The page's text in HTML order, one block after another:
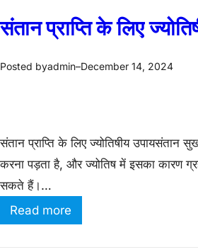
संतान प्राप्ति के लिए
Posted byadmin–December 14, 2024
संतान प्राप्ति के लिए ज्योतिषीय उपायसंतान
करना पड़ता है, और ज्योतिष में इसका कारण
सकते हैं।…
Read more